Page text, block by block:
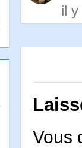
il
Vous